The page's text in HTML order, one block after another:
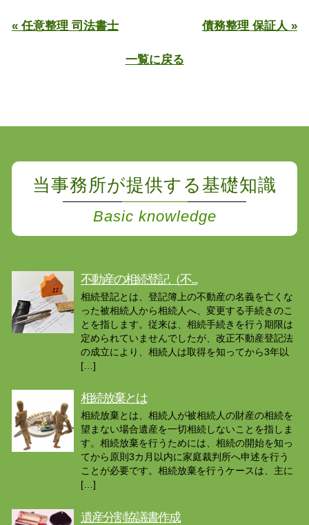
« 任意整理 司法書士 債務整理 保証人 »
一覧に戻る
当事務所が提供する基礎知識
Basic knowledge
不動産の相続登記（不...
相続登記とは、登記簿上の不動産の名義を亡くな
った被相続人から相続人へ、変更する手続きのこ
とを指します。従来は、相続手続きを行う期限は
定められていませんでしたが、改正不動産登記法
の成立により、相続人は取得を知ってから3年以
[…]
相続放棄とは
相続放棄とは、相続人が被相続人の財産の相続を
望まない場合遺産を一切相続しないことを指しま
す。相続放棄を行うためには、相続の開始を知っ
てから原則3カ月以内に家庭裁判所へ申述を行う
ことが必要です。相続放棄を行うケースは、主に
[…]
遺産分割協議書作成